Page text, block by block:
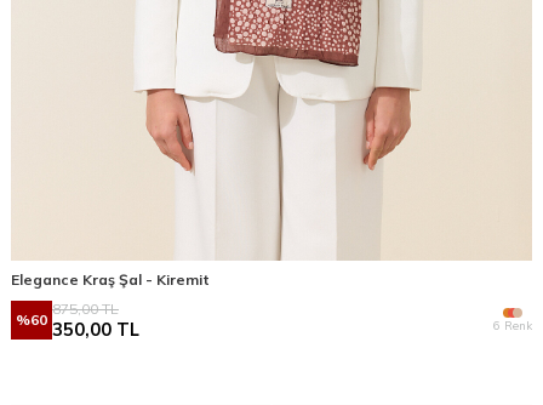
Elegance Kraş Şal - Kiremit
%60
875,00TL
350,00 TL 6 Renk